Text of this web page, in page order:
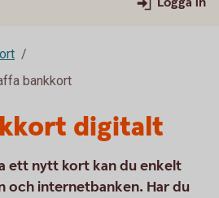
bankkort
digitalt
ett nytt kort kan du enkelt
och internetbanken. Har du